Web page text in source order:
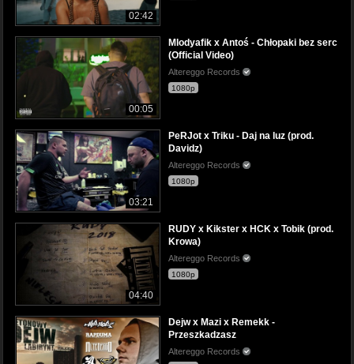
02:42
00:05
Mlodyafik x Antoś - Chłopaki bez serc
(Official Video)
Altereggo Records
1080p
03:21
PeRJot x Triku - Daj na luz (prod.
Davidz)
Altereggo Records
1080p
04:40
RUDY x Kikster x HCK x Tobik (prod.
Krowa)
Altereggo Records
1080p
Dejw x Mazi x Remekk -
Przeszkadzasz
Altereggo Records